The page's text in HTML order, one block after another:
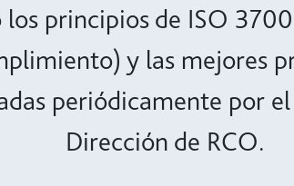
principios de ISO
y las mejores
periódicamente por
Dirección de RCO.